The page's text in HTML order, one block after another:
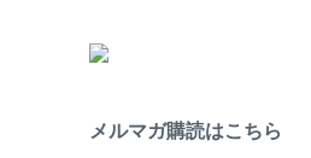
メルマガ購読はこちら